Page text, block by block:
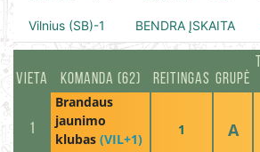
Vilnius (SB)-1 BENDRA ĮSKAITA
VIETA KOMANDA (62) REITINGAS GRUPĖ
1
Brandaus
jaunimo
klubas (VIL+1)
1 A